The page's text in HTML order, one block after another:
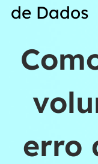
de Dados
erro